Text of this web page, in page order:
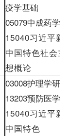
疫学基础
05079中成药学
15040习近平新
中国特色社会
想概论
03008护理学研究
13203预防医学
15040习近平新
中国特色